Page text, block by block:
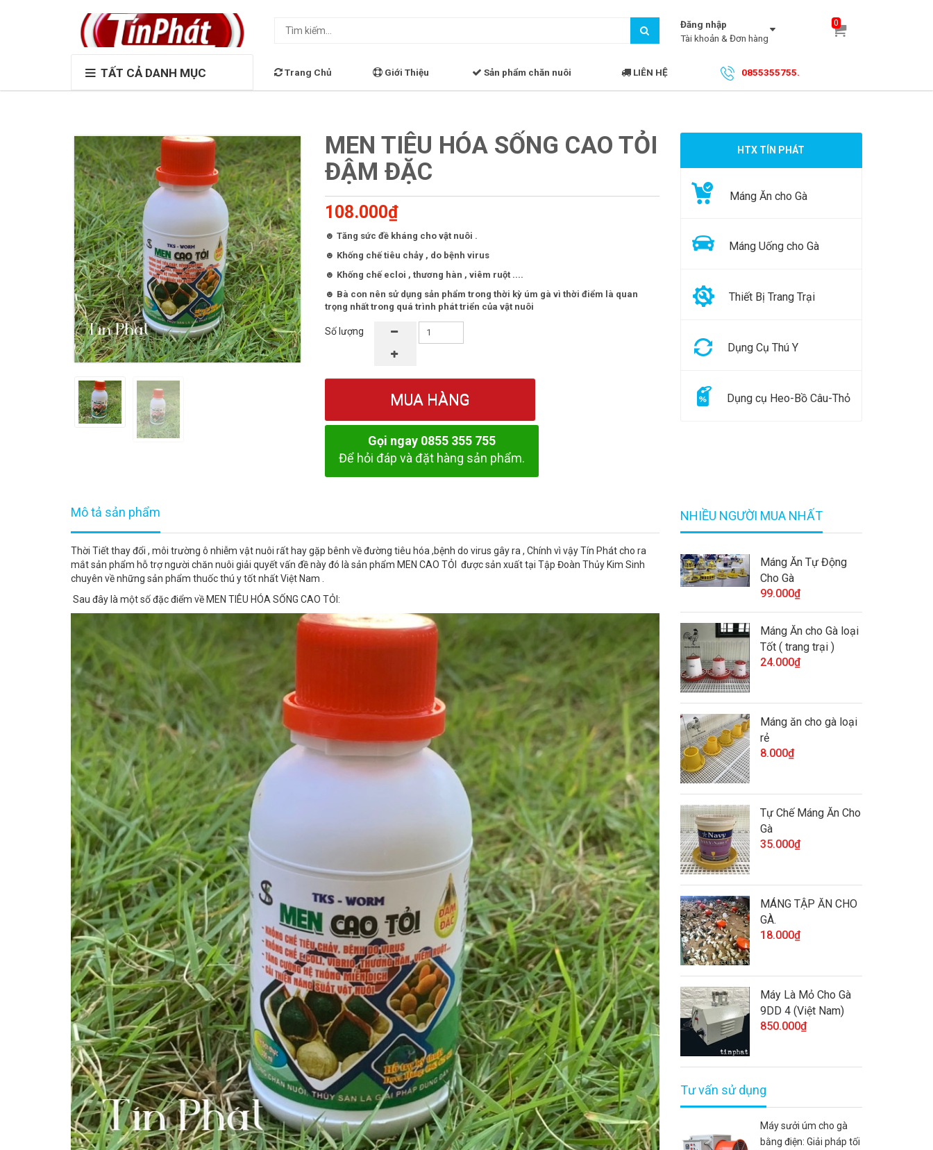
Đăng nhập
Tài khoản & Đơn hàng
0
TẤT CẢ DANH MỤC Trang Chủ Giới Thiệu Sản phẩm chăn nuôi LIÊN HỆ 0855355755.
MEN TIÊU HÓA SỐNG CAO TỎI
ĐẬM ĐẶC
108.000₫
☻ Tăng sức đề kháng cho vật nuôi .
☻ Khống chế tiêu chảy , do bệnh virus
☻ Khống chế ecloi , thương hàn , viêm ruột ....
☻ Bà con nên sử dụng sản phẩm trong thời kỳ úm gà vì thời điểm là quan
trọng nhất trong quá trình phát triển của vật nuôi
Số lượng
MUA HÀNG
Gọi ngay 0855 355 755
Để hỏi đáp và đặt hàng sản phẩm.
HTX TÍN PHÁT
Máng Ăn cho Gà
Máng Uống cho Gà
Thiết Bị Trang Trại
Dụng Cụ Thú Y
Dụng cụ Heo-Bồ Câu-Thỏ
Mô tả sản phẩm
Thời Tiết thay đổi , môi trường ô nhiễm vật nuôi rất hay gặp bênh về đường tiêu hóa ,bệnh do virus gây ra , Chính vì vậy Tín Phát cho ra
mắt sản phẩm hỗ trợ người chăn nuôi giải quyết vấn đề này đó là sản phẩm MEN CAO TỎI được sản xuất tại Tập Đoàn Thủy Kim Sinh
chuyên về những sản phẩm thuốc thú y tốt nhất Việt Nam .
Sau đây là một số đặc điểm về MEN TIÊU HÓA SỐNG CAO TỎI:
NHIỀU NGƯỜI MUA NHẤT
Máng Ăn Tự Động
Cho Gà
99.000₫
Máng Ăn cho Gà loại
Tốt ( trang trại )
24.000₫
Máng ăn cho gà loại
rẻ
8.000₫
Tự Chế Máng Ăn Cho
Gà
35.000₫
MÁNG TẬP ĂN CHO
GÀ.
18.000₫
Máy Là Mỏ Cho Gà
9DD 4 (Việt Nam)
850.000₫
Tư vấn sử dụng
Máy sưởi úm cho gà
bằng điện: Giải pháp tối